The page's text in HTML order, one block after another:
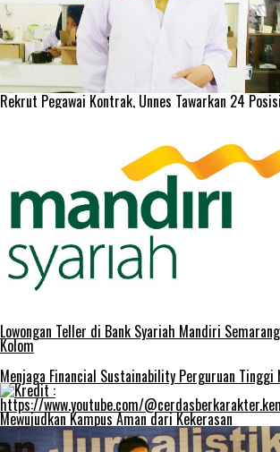
Rekrut Pegawai Kontrak, Unnes Tawarkan 24
Lowongan Teller di Bank Syariah Mandiri Semarang
Kolom
Menjaga Financial Sustainability Perguruan Tinggi
Mewujudkan Kampus Aman dari Kekerasan